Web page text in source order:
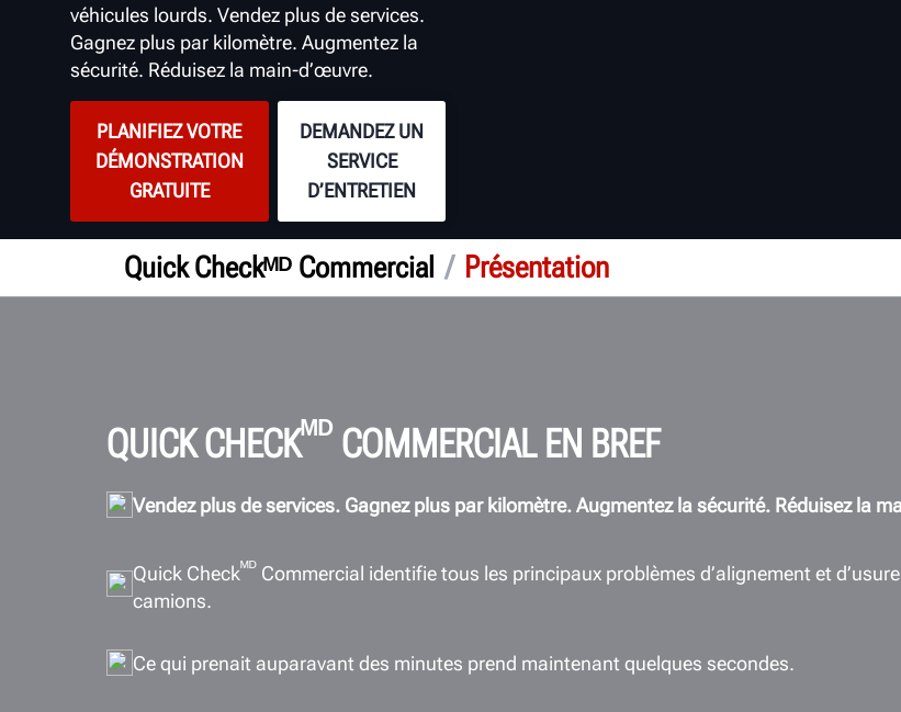
véhicules lourds. Vendez plus de services.
Gagnez plus par kilomètre. Augmentez la
sécurité. Réduisez la main-d’œuvre.
PLANIFIEZ VOTRE
DÉMONSTRATION
GRATUITE
DEMANDEZ UN
SERVICE
D’ENTRETIEN
Quick Checkᴹᴰ Commercial / Présentation
QUICK CHECKᴹᴰ COMMERCIAL EN BREF
Vendez plus de services. Gagnez plus par kilomètre. Augmentez la sécurité. Réduisez la
Quick Checkᴹᴰ Commercial identifie tous les principaux problèmes d’alignement et
camions.
Ce qui prenait auparavant des minutes prend maintenant quelques secondes.